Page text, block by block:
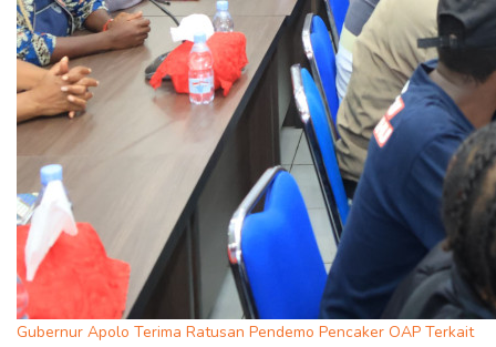
Gubernur Apolo Terima Ratusan Pendemo Pencaker OAP Terkait